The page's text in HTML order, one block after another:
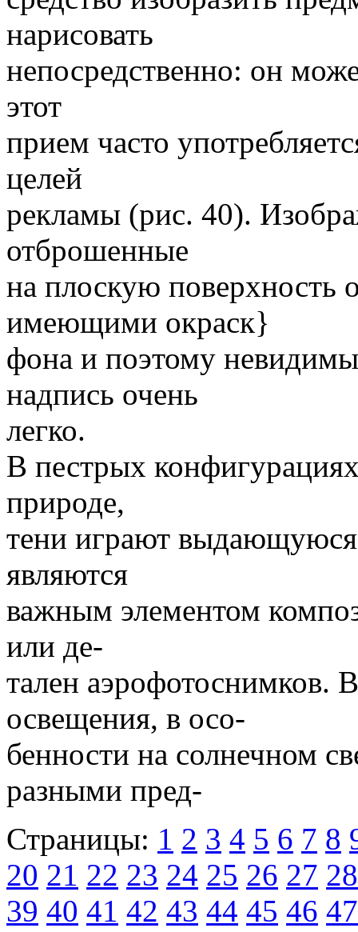
нарисовать
непосредственно: он
этот
прием часто
целей
рекламы (рис. 40).
отброшенные
на плоскую поверхность
имеющими окраск}
фона и поэтому
надпись очень
легко.
В пестрых
природе,
тени играют выдающуюся
являются
важным элементом
или де-
тален аэрофотоснимков.
освещения, в осо-
бенности на солнечном
разными пред-
Страницы: 1 2 3 4 5 6 7 8
20 21 22 23 24 25 26 27 28
39 40 41 42 43 44 45 46 47